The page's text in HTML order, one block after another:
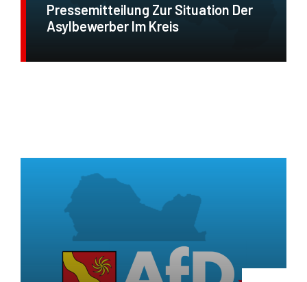
Pressemitteilung Zur Situation Der
Asylbewerber Im Kreis